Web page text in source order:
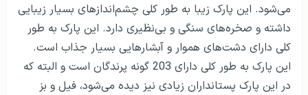
می‌شود. این پارک زیبا به طور کلی چشم‌اندازهای بسیار زیبایی
داشته و صخره‌های سنگی و بی‌نظیری دارد. این پارک به طور
کلی دارای دشت‌های هموار و آبشارهایی بسیار جذاب است.
این پارک به طور کلی دارای 203 گونه پرندگان است و البته که
در این پارک پستانداران زیادی نیز دیده می‌شود‌، فیل و بز